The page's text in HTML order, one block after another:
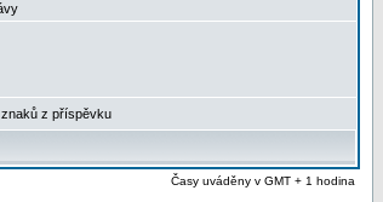
znaků z příspěvku
Časy uváděny v GMT + 1 hodina